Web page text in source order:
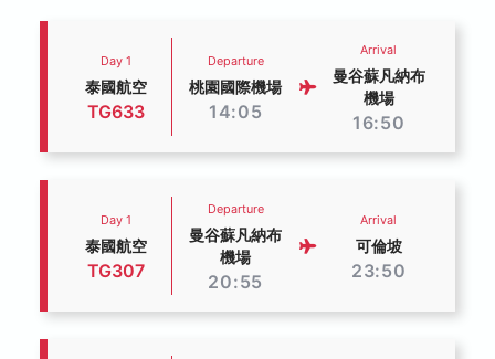
Day 1
泰國航空
TG633
Departure
桃園國際機場
14:05
Arrival
曼谷蘇凡納布
機場
16:50
Day 1
泰國航空
TG307
Departure
曼谷蘇凡納布
機場
20:55
Arrival
可倫坡
23:50